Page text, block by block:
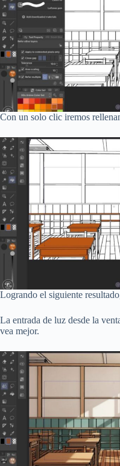
Con un solo clic iremos
Logrando el siguiente
La entrada de luz desde la
vea mejor.